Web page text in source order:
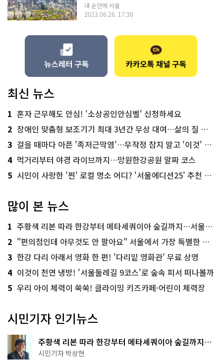
내 손안에 서울
2023.06.26. 17:30
최신 뉴스
1 혼자 근무해도 안심! '소상공인안심벨' 신청하세요
2 장애인 맞춤형 보조기기 최대 3년간 무상 대여…삶의 질 높인다
3 걸을 때마다 아픈 '족저근막염'…무작정 참지 말고 '이것' 해보세요!
4 먹거리부터 야경 라이브까지…망원한강공원 알짜 코스
5 시민이 사랑한 '찐' 로컬 명소 어디? '서울에디션25' 추천 코스
많이 본 뉴스
1 주황색 리본 따라 한강부터 메타세쿼이아 숲길까지…서울둘레길 15코스
2 "편의점인데 아무것도 안 팔아요" 서울에서 가장 특별한 편의점의 정체
3 한강 다리 아래서 영화 한 편! '다리밑 영화관' 무료 상영
4 이것이 천연 냉방! '서울둘레길 9코스'로 숲속 피서 떠나볼까
5 우리 아이 체력이 쑥쑥! 클라이밍 키즈카페·어린이 체력장
시민기자 인기뉴스
주황색 리본 따라 한강부터 메타세쿼이아 숲길까지…
서울둘레길 15코스
시민기자 박상현